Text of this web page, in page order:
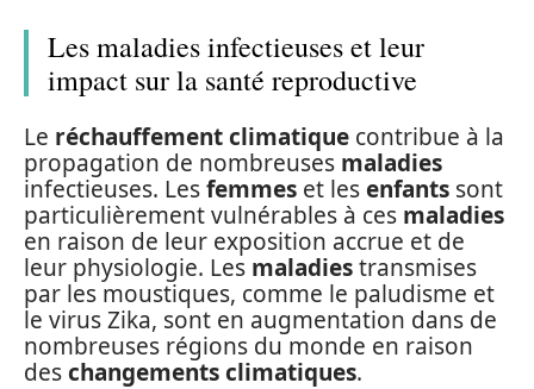
Les maladies infectieuses et leur
impact sur la santé reproductive
Le réchauffement climatique contribue à la
propagation de nombreuses maladies
infectieuses. Lesfemmes et lesenfants sont
particulièrement vulnérables à ces maladies
en raison de leur exposition accrue et de
leur physiologie. Les maladiestransmises
par les moustiques, comme le paludisme et
le virus Zika, sont en augmentation dans de
nombreuses régions du monde en raison
deschangements climatiques.